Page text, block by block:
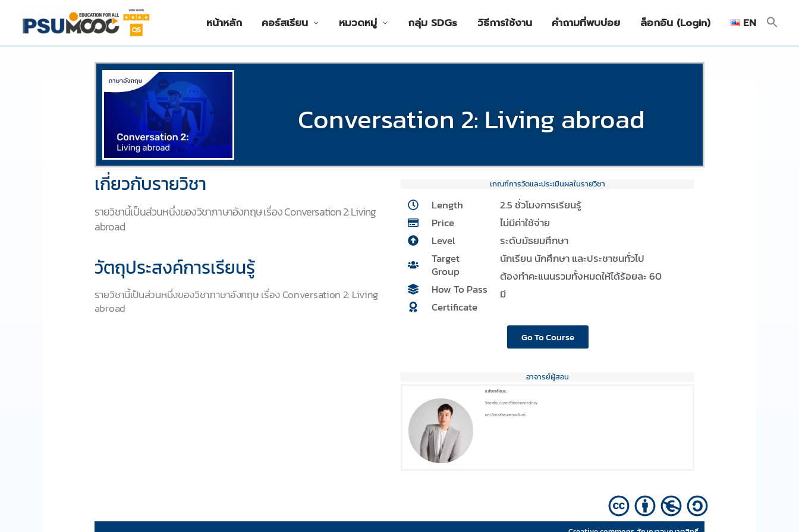
content
หน้าหลัก คอร์สเรียน หมวดหมู่ กลุ่ม SDGs วิธีการใช้งาน คำถามที่พบบ่อย ล็อกอิน (Login) EN
ภาษาอังกฤษ (English) / ByNIZAMREE NIMA Conversation 2: Living abroad
เกี่ยวกับรายวิชา
รายวิชานี้เป็นส่วนหนึ่งของวิชาภาษาอังกฤษ เรื่อง Conversation 2: Living
abroad
วัตถุประสงค์การเรียนรู้
รายวิชานี้เป็นส่วนหนึ่งของวิชาภาษาอังกฤษ เรื่อง Conversation 2: Living
abroad
เกณฑ์การวัดและประเมินผลในรายวิชา
Length
Price
Level
Target
Group
How To Pass
Certificate
2.5 ชั่วโมงการเรียนรู้
ไม่มีค่าใช้จ่าย
ระดับมัธยมศึกษา
นักเรียน นักศึกษา และประชาชนทั่วไป
ต้องทำคะแนนรวมทั้งหมดให้ได้ร้อยละ 60
มี
Go To Course
อาจารย์ผู้สอน
อ.ฮัมบาลี เจะมะ
วิทยาลัยนานาชาติ วิทยาเขตหาดใหญ่
มหาวิทยาลัยสงขลานครินทร์